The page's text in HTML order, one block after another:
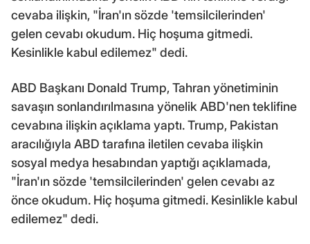
cevaba ilişkin, "İran'ın sözde 'temsilcilerinden'
gelen cevabı okudum. Hiç hoşuma gitmedi.
Kesinlikle kabul edilemez" dedi.
ABD Başkanı Donald Trump, Tahran yönetiminin
savaşın sonlandırılmasına yönelik ABD'nen teklifine
cevabına ilişkin açıklama yaptı. Trump, Pakistan
aracılığıyla ABD tarafına iletilen cevaba ilişkin
sosyal medya hesabından yaptığı açıklamada,
"İran'ın sözde 'temsilcilerinden' gelen cevabı az
önce okudum. Hiç hoşuma gitmedi. Kesinlikle kabul
edilemez" dedi.